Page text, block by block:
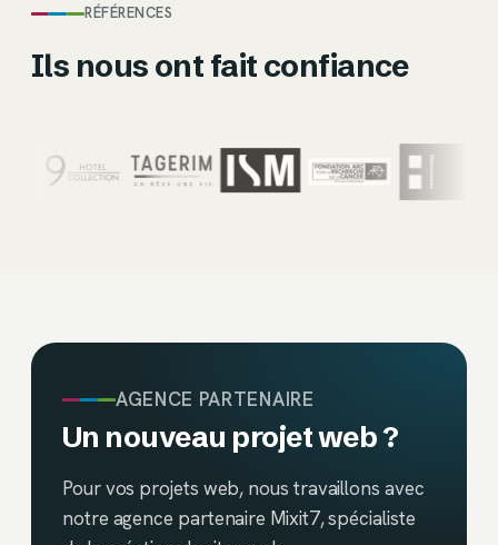
RÉFÉRENCES
Ils nous ont fait confiance
AGENCE PARTENAIRE
Un nouveau projet web ?
Pour vos projets web, nous travaillons avec
notre agence partenaire Mixit7, spécialiste